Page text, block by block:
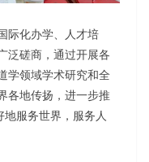
际化办学、人才培
泛磋商，通过开展各
学领域学术研究和全
各地传扬，进一步推
地服务世界，服务人